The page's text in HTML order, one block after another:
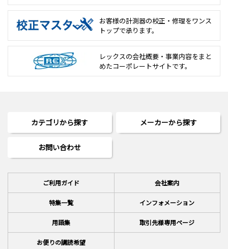
お客様の計測器の校正・修理をワンス
トップで承ります。
レックスの会社概要・事業内容をまと
めたコーポレートサイトです。
カテゴリから探す メーカーから探す
お問い合わせ
ご利用ガイド 会社案内
特集一覧 インフォメーション
用語集 取引先様専用ページ
お便りの講読希望